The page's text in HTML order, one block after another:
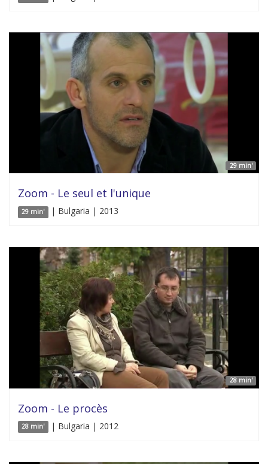
29 min'
Zoom - Le seul et l'unique
29 min' | Bulgaria | 2013
28 min'
Zoom - Le procès
28 min' | Bulgaria | 2012